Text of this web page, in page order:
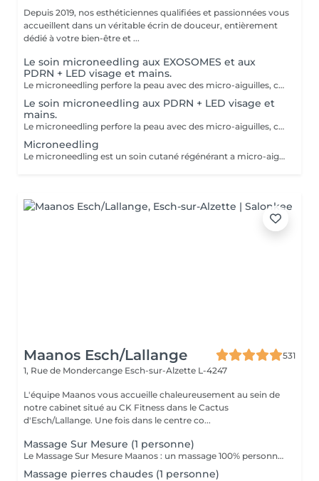
Depuis 2019, nos esthéticiennes qualifiées et passionnées vous
accueillent dans un véritable écrin de douceur, entièrement
dédié à votre bien-être et ...
Le soin microneedling aux EXOSOMES et aux
PDRN + LED visage et mains.
Le microneedling perfore la peau avec des micro-aiguilles, créant des micro-canaux qui permettent à un sérum actif (PDRN ou exosomes) de pénétrer en profondeur dans le derme. C'est ce qu'on appelle un soin « biostimulateur » : on ne remplit pas, on stimule la peau pour qu'elle se régénère elle-même. L'association des exosomes et du PDRN (Polydésoxyribonucléotide) est une révolution anti-âge. Il représente le protocole de régénération cutanée le plus avancé en médecine esthétique. Cette synergie permet de stimuler le renouvellement cellulaire de façon accélérée, d'atténuer les cicatrices et de lifter le teint sans chirurgie. C'est une synergie régénératrice puissante, ces deux actifs maximisent la réparation tissulaire et l'éclat du teint. Idéale pour les peaux: matures , avec des dommages solaires importants, des cicatrices, une perte de fermeté. Soin plus puissant que le PDRN . Pour optimiser les effets du soin, nous appliquerons la lumière LED sur le visage. Profitez, également, d'un traitement anti-âge à la lumière Led pour les mains.
Le soin microneedling aux PDRN + LED visage et
mains.
Le microneedling perfore la peau avec des micro-aiguilles, créant des micro-canaux qui permettent à un sérum actif (PDRN ou exosomes) de pénétrer en profondeur dans le derme. C'est ce qu'on appelle un soin « biostimulateur » : on ne remplit pas, on stimule la peau pour qu'elle se régénère elle-même. Tandis que le sérum PDRN pénètre profondément pour stimuler la réparation cellulaire, accélérer la cicatrisation et booster la production de collagène. Pour optimiser les effets du soin, nous appliquerons la lumière LED sur le visage. Profitez, également, d'un traitement anti-âge à la lumière Led pour les mains.
Microneedling
Le microneedling est un soin cutané régénérant a micro-aiguilles permettant de réduire les signes de l'âge et de raviver l'éclat de votre peau, il aide aussi a effacer les traces d'acné, les cicatrices. Un véritable soin qui resserre les pores dilatés , lisse la peau, estimes les rides et ridules grâce au sérum à l'acide hyaluronique. + LED visage et mains
Maanos Esch/Lallange
531
1, Rue de Mondercange Esch-sur-Alzette L-4247
L'équipe Maanos vous accueille chaleureusement au sein de
notre cabinet situé au CK Fitness dans le Cactus
d'Esch/Lallange. Une fois dans le centre co...
Massage Sur Mesure (1 personne)
Le Massage Sur Mesure Maanos : un massage 100% personnalisé en fonction de vos besoins et de vos envies !
Massage pierres chaudes (1 personne)